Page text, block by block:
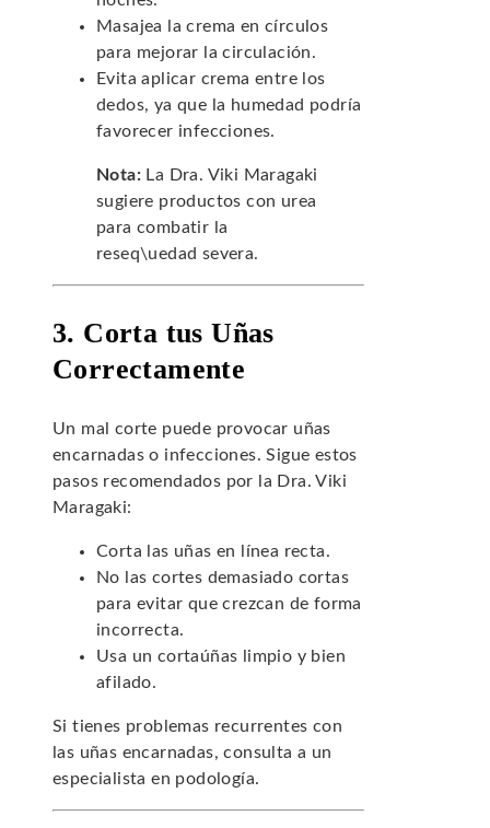
Masajea la crema en círculos
para mejorar la circulación.
Evita aplicar crema entre los
dedos, ya que la humedad podría
favorecer infecciones.
Nota: La Dra. Viki Maragaki
sugiere productos con urea
para combatir la
reseq\uedad severa.
3. Corta tus Uñas
Correctamente
Un mal corte puede provocar uñas
encarnadas o infecciones. Sigue estos
pasos recomendados por la Dra. Viki
Maragaki:
Corta las uñas en línea recta.
No las cortes demasiado cortas
para evitar que crezcan de forma
incorrecta.
Usa un cortaúñas limpio y bien
afilado.
Si tienes problemas recurrentes con
las uñas encarnadas, consulta a un
especialista en podología.